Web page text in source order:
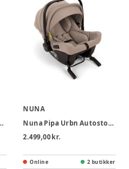
- Thunder
NUNA
Nuna Pipa Urbn Autostol - Cedar
2.499,00 kr.
Online 2 butikker